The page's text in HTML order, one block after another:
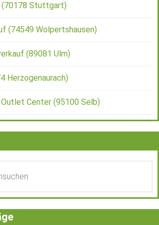
(70178 Stuttgart)
(74549 Wolpertshausen)
(89081 Ulm)
Herzogenaurach)
Center (95100 Selb)